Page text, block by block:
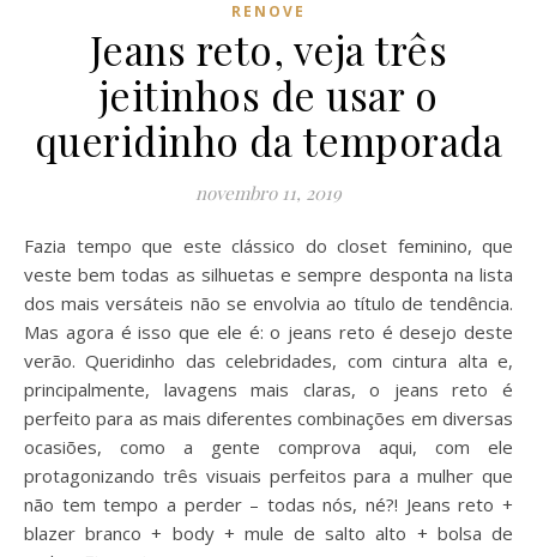
RENOVE
Jeans reto, veja três
jeitinhos de usar o
queridinho da temporada
novembro 11, 2019
Fazia tempo que este clássico do closet feminino, que
veste bem todas as silhuetas e sempre desponta na lista
dos mais versáteis não se envolvia ao título de tendência.
Mas agora é isso que ele é: o jeans reto é desejo deste
verão. Queridinho das celebridades, com cintura alta e,
principalmente, lavagens mais claras, o jeans reto é
perfeito para as mais diferentes combinações em diversas
ocasiões, como a gente comprova aqui, com ele
protagonizando três visuais perfeitos para a mulher que
não tem tempo a perder – todas nós, né?! Jeans reto +
blazer branco + body + mule de salto alto + bolsa de